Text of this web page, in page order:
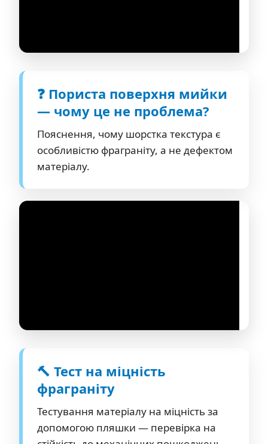
❓ Пориста поверхня мийки
— чому це не проблема?
Пояснення, чому шорстка текстура є
особливістю фраграніту, а не дефектом
матеріалу.
🔨 Тест на міцність
фраграніту
Тестування матеріалу на міцність за
допомогою пляшки — перевірка на